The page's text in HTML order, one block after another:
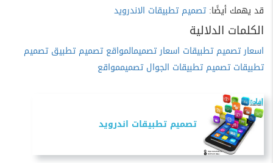
قد يهمك أيضًا: تصميم تطبيقات الاندرويد
الكلمات الدلالية
اسعار تصميم تطبيقات اسعار تصميمالمواقع تصميم تطبيق تصميم
تطبيقات تصميم تطبيقات الجوال تصميممواقع
تصميم تطبيقات اندرويد